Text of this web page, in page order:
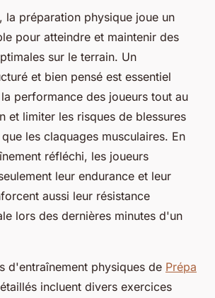
la préparation physique joue un
pour atteindre et maintenir des
sur le terrain. Un
et bien pensé est essentiel
performance des joueurs tout au
et limiter les risques de blessures
les claquages musculaires. En
réfléchi, les joueurs
leur endurance et leur
aussi leur résistance
lors des dernières minutes d'un
d'entraînement physiques de Prépa
incluent divers exercices